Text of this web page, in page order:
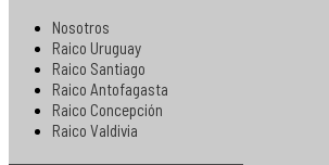
Nosotros
Raico Uruguay
Raico Santiago
Raico Antofagasta
Raico Concepción
Raico Valdivia